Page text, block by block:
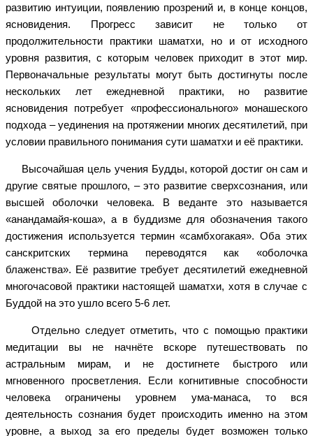
развитию интуиции, появлению прозрений и, в конце концов,
ясновидения. Прогресс зависит не только от
продолжительности практики шаматхи, но и от исходного
уровня развития, с которым человек приходит в этот мир.
Первоначальные результаты могут быть достигнуты после
нескольких лет ежедневной практики, но развитие
ясновидения потребует «профессионального» монашеского
подхода – уединения на протяжении многих десятилетий, при
условии правильного понимания сути шаматхи и её практики.
Высочайшая цель учения Будды, которой достиг он сам и
другие святые прошлого, – это развитие сверхсознания, или
высшей оболочки человека. В веданте это называется
«анандамайя-коша», а в буддизме для обозначения такого
достижения используется термин «самбхогакая». Оба этих
санскритских термина переводятся как «оболочка
блаженства». Её развитие требует десятилетий ежедневной
многочасовой практики настоящей шаматхи, хотя в случае с
Буддой на это ушло всего 5-6 лет.
Отдельно следует отметить, что с помощью практики
медитации вы не начнёте вскоре путешествовать по
астральным мирам, и не достигнете быстрого или
мгновенного просветления. Если когнитивные способности
человека ограничены уровнем ума-манаса, то вся
деятельность сознания будет происходить именно на этом
уровне, а выход за его пределы будет возможен только